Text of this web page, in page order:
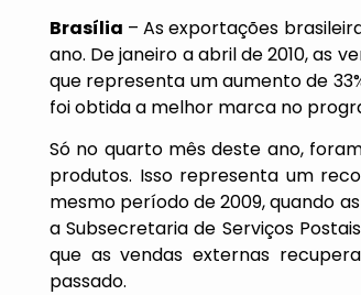
Brasília – As exportações
ano. De janeiro a abril de 2010, as
que representa um aumento de
foi obtida a melhor marca no
Só no quarto mês deste ano,
produtos. Isso representa um
mesmo período de 2009, quando
a Subsecretaria de Serviços
que as vendas externas
passado.